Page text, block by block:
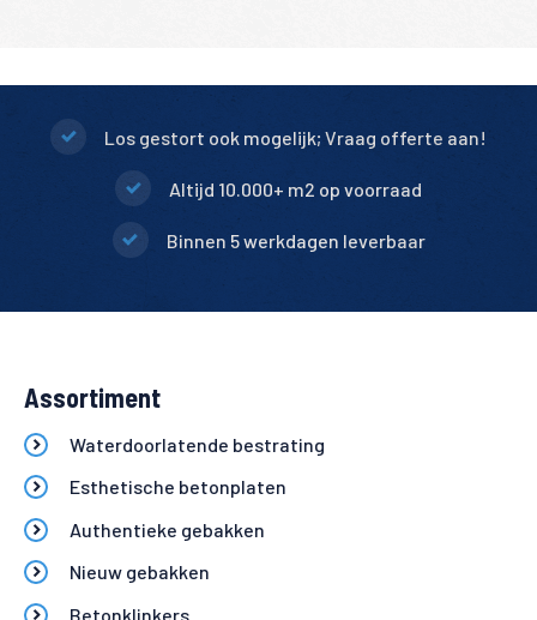
Los gestort ook mogelijk; Vraag offerte aan!
Altijd 10.000+ m2 op voorraad
Binnen 5 werkdagen leverbaar
Assortiment
Waterdoorlatende bestrating
Esthetische betonplaten
Authentieke gebakken
Nieuw gebakken
Betonklinkers